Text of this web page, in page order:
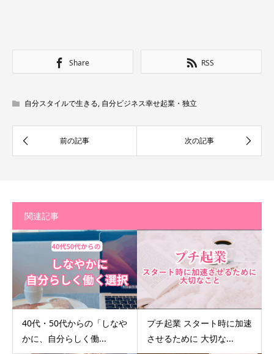
Share RSS
自分スタイルで生きる, 自分ビジネス幸せ起業・独立
関連記事
40代・50代からの「しなや
かに、自分らしく働...
プチ起業 スタート時に加速
させるために 大切な...